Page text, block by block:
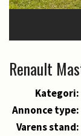
Renault
Kategori:
Annonce type:
Varens stand: